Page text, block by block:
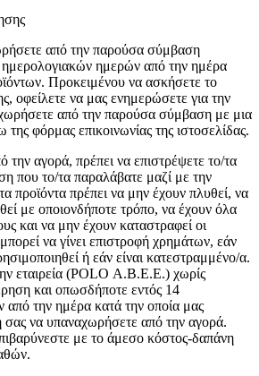
από την παρούσα σύμβαση
ημερολογιακών ημερών από την ημέρα
Προκειμένου να ασκήσετε το
οφείλετε να μας ενημερώσετε για την
από την παρούσα σύμβαση με μια
φόρμας επικοινωνίας της ιστοσελίδας.
αγορά, πρέπει να επιστρέψετε το/τα
που το/τα παραλάβατε μαζί με την
προϊόντα πρέπει να μην έχουν πλυθεί, να
με οποιονδήποτε τρόπο, να έχουν όλα
και να μην έχουν καταστραφεί οι
να γίνει επιστροφή χρημάτων, εάν
ή εάν είναι κατεστραμμένο/α.
εταιρεία (POLO Α.Β.Ε.Ε.) χωρίς
και οπωσδήποτε εντός 14
την ημέρα κατά την οποία μας
να υπαναχωρήσετε από την αγορά.
με το άμεσο κόστος-δαπάνη